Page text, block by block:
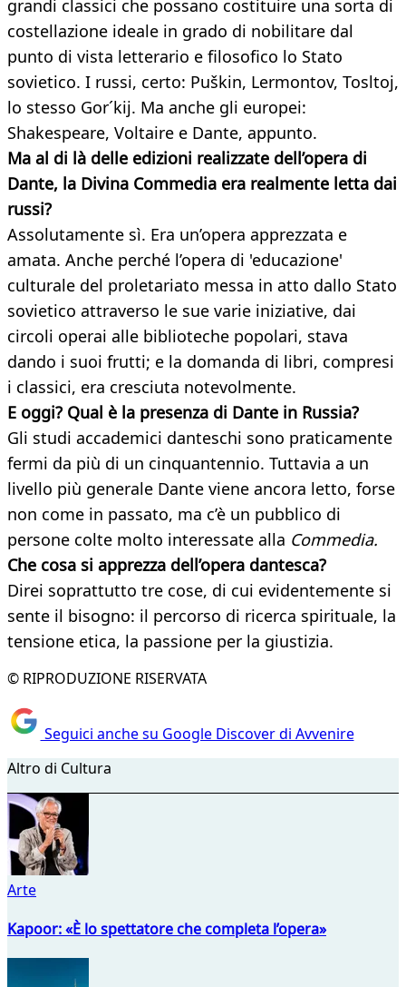
grandi classici che possano costituire una sorta di
costellazione ideale in grado di nobilitare dal
punto di vista letterario e filosofico lo Stato
sovietico. I russi, certo: Puškin, Lermontov, Tosltoj,
lo stesso Gor´kij. Ma anche gli europei:
Shakespeare, Voltaire e Dante, appunto.
Ma al di là delle edizioni realizzate dell’opera di
Dante, la Divina Commedia era realmente letta dai
russi?
Assolutamente sì. Era un’opera apprezzata e
amata. Anche perché l’opera di 'educazione'
culturale del proletariato messa in atto dallo Stato
sovietico attraverso le sue varie iniziative, dai
circoli operai alle biblioteche popolari, stava
dando i suoi frutti; e la domanda di libri, compresi
i classici, era cresciuta notevolmente.
E oggi? Qual è la presenza di Dante in Russia?
Gli studi accademici danteschi sono praticamente
fermi da più di un cinquantennio. Tuttavia a un
livello più generale Dante viene ancora letto, forse
non come in passato, ma c’è un pubblico di
persone colte molto interessate alla Commedia.
Che cosa si apprezza dell’opera dantesca?
Direi soprattutto tre cose, di cui evidentemente si
sente il bisogno: il percorso di ricerca spirituale, la
tensione etica, la passione per la giustizia.
© RIPRODUZIONE RISERVATA
Seguici anche su Google Discover di Avvenire
Altro di Cultura
Arte
Kapoor: «È lo spettatore che completa l’opera»